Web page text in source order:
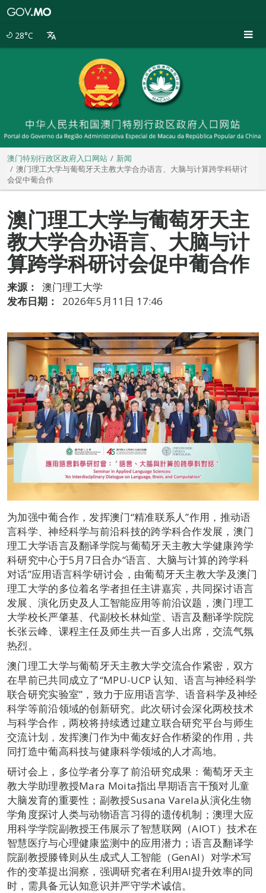
28°C
澳门特别行政区政府入口网站
新闻
澳门理工大学与葡萄牙天主教大学合办语言、大脑与计算跨学科研讨
会促中葡合作
澳门理工大学与葡萄牙天主
教大学合办语言、大脑与计
算跨学科研讨会促中葡合作
来源：
澳门理工大学
发布日期：
2026年5月11日 17:46
为加强中葡合作，发挥澳门“精准联系人”作用，推动语
言科学、神经科学与前沿科技的跨学科合作发展，澳门
理工大学语言及翻译学院与葡萄牙天主教大学健康跨学
科研究中心于5月7日合办“语言、大脑与计算的跨学科
对话”应用语言科学研讨会，由葡萄牙天主教大学及澳门
理工大学的多位着名学者担任主讲嘉宾，共同探讨语言
发展、演化历史及人工智能应用等前沿议题，澳门理工
大学校长严肇基、代副校长林灿堂、语言及翻译学院院
长张云峰、课程主任及师生共一百多人出席，交流气氛
热烈。
澳门理工大学与葡萄牙天主教大学交流合作紧密，双方
在早前已共同成立了“MPU-UCP 认知、语言与神经科学
联合研究实验室”，致力于应用语言学、语音科学及神经
科学等前沿领域的创新研究。此次研讨会深化两校技术
与科学合作，两校将持续透过建立联合研究平台与师生
交流计划，发挥澳门作为中葡友好合作桥梁的作用，共
同打造中葡高科技与健康科学领域的人才高地。
研讨会上，多位学者分享了前沿研究成果：葡萄牙天主
教大学助理教授Mara Moita指出早期语言干预对儿童
大脑发育的重要性；副教授Susana Varela从演化生物
学角度探讨人类与动物语言习得的遗传机制；澳理大应
用科学学院副教授王伟展示了智慧联网（AIOT）技术在
智慧医疗与心理健康监测中的应用潜力；语言及翻译学
院副教授滕锋则从生成式人工智能（GenAI）对学术写
作的变革提出洞察，强调研究者在利用AI提升效率的同
时，需具备元认知意识并严守学术诚信。